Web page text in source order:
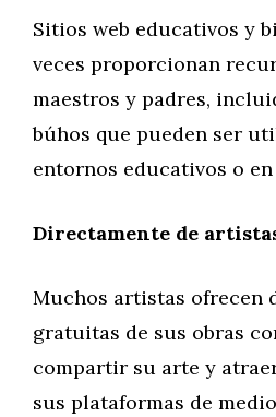
Sitios web educativos y
veces proporcionan
maestros y padres,
búhos que pueden ser
entornos educativos o en
Directamente de
Muchos artistas ofrecen
gratuitas de sus obras
compartir su arte y
sus plataformas de